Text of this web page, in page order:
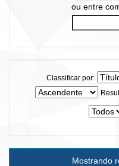
ou entre
Classificar por:
Mostrando